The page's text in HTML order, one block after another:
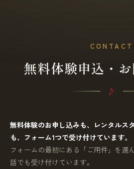
CONTACT
無料体験申込・
無料体験のお申し込みも、レンタルス
も、フォーム1つで受け付けています。
フォームの最初にある「ご用件」を選
話でも受け付けています。